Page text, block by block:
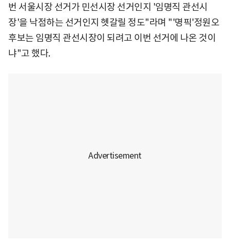
번 서울시장 선거가 민선시장 선거인지 '임명직 관선시
장'을 낙점하는 선거인지 헷갈릴 정도"라며 "'명픽'정원오
후보는 임명직 관선시장이 되려고 이번 선거에 나온 것이
냐"고 했다.